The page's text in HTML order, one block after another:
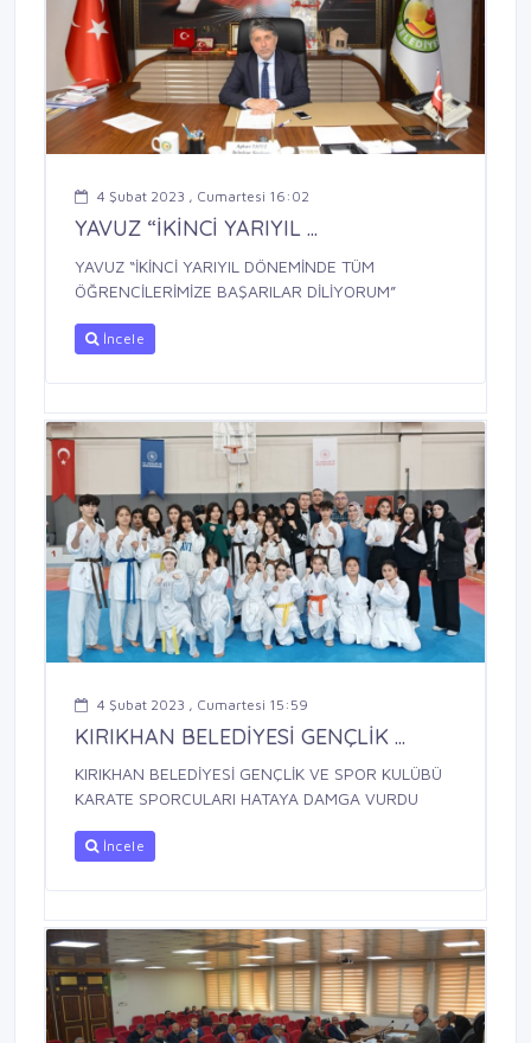
4 Şubat 2023 , Cumartesi 16:02
YAVUZ “İKİNCİ YARIYIL ...
YAVUZ “İKİNCİ YARIYIL DÖNEMİNDE TÜM
ÖĞRENCİLERİMİZE BAŞARILAR DİLİYORUM”
İncele
4 Şubat 2023 , Cumartesi 15:59
KIRIKHAN BELEDİYESİ GENÇLİK ...
KIRIKHAN BELEDİYESİ GENÇLİK VE SPOR KULÜBÜ
KARATE SPORCULARI HATAYA DAMGA VURDU
İncele